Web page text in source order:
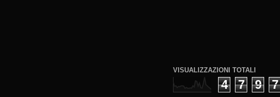
VISUALIZZAZIONI TOTALI
4 7 9 7